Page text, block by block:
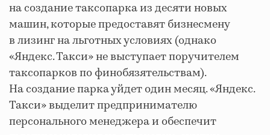
на создание таксопарка из десяти новых
машин, которые предоставят бизнесмену
в лизинг на льготных условиях (однако
«Яндекс. Такси» не выступает поручителем
таксопарков по финобязятельствам).
На создание парка уйдет один месяц. «Яндекс.
Такси» выделит предпринимателю
персонального менеджера и обеспечит